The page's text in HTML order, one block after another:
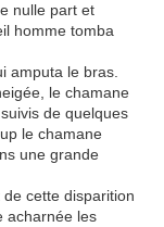
nulle part et
homme tomba
amputa le bras.
le chamane
de quelques
le chamane
une grande
cette disparition
acharnée les